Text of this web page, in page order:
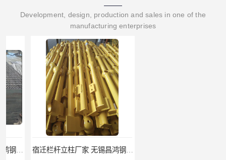
Development, design, production and sales in one of the
manufacturing enterprises
宿迁栏杆立柱厂家 无锡昌鸿钢格板有限公司